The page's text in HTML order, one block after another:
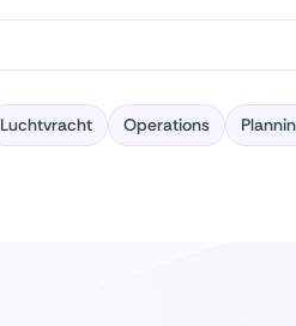
Luchtvracht Operations